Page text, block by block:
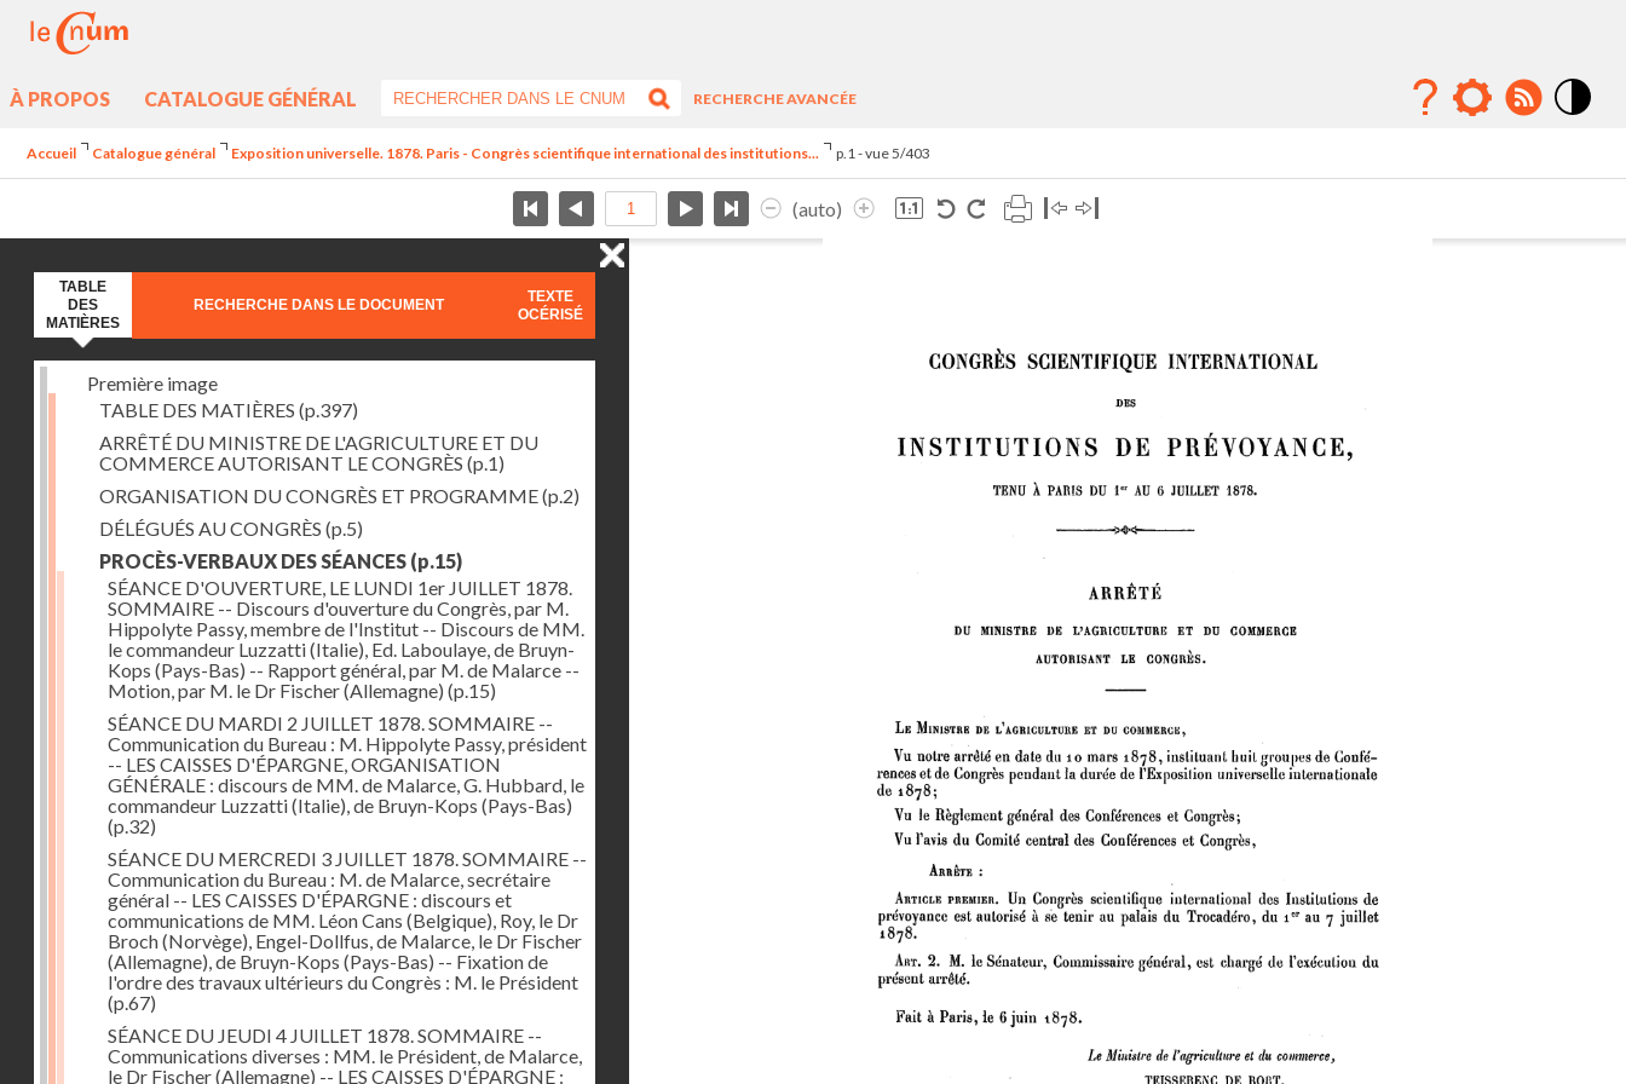
À PROPOS CATALOGUE GÉNÉRAL
RECHERCHE AVANCÉE
Accueil Catalogue général Exposition universelle. 1878. Paris - Congrès scientifique international des institutions... p.1 - vue 5/403
(auto)
TABLE
DES
MATIÈRES
RECHERCHE DANS LE DOCUMENT
TEXTE
OCÉRISÉ
Première image
TABLE DES MATIÈRES (p.397)
ARRÊTÉ DU MINISTRE DE L'AGRICULTURE ET DU
COMMERCE AUTORISANT LE CONGRÈS (p.1)
ORGANISATION DU CONGRÈS ET PROGRAMME(p.2)
DÉLÉGUÉS AU CONGRÈS (p.5)
PROCÈS-VERBAUX DES SÉANCES (p.15)
SÉANCE D'OUVERTURE, LE LUNDI 1er JUILLET 1878.
SOMMAIRE -- Discours d'ouverture du Congrès, par M.
Hippolyte Passy, membre de l'Institut -- Discours de MM.
le commandeur Luzzatti (Italie), Ed. Laboulaye, de Bruyn-
Kops (Pays-Bas) -- Rapport général, par M. de Malarce --
Motion, par M. le Dr Fischer (Allemagne) (p.15)
SÉANCE DU MARDI 2 JUILLET 1878. SOMMAIRE --
Communication du Bureau : M. Hippolyte Passy, président
-- LES CAISSES D'ÉPARGNE, ORGANISATION
GÉNÉRALE : discours de MM. de Malarce, G. Hubbard, le
commandeur Luzzatti (Italie), de Bruyn-Kops (Pays-Bas)
(p.32)
SÉANCE DU MERCREDI 3 JUILLET 1878. SOMMAIRE --
Communication du Bureau : M. de Malarce, secrétaire
général -- LES CAISSES D'ÉPARGNE : discours et
communications de MM. Léon Cans (Belgique), Roy, le Dr
Broch (Norvège), Engel-Dollfus, de Malarce, le Dr Fischer
(Allemagne), de Bruyn-Kops (Pays-Bas) -- Fixation de
l'ordre des travaux ultérieurs du Congrès : M. le Président
(p.67)
SÉANCE DU JEUDI 4 JUILLET 1878. SOMMAIRE --
Communications diverses : MM. le Président, de Malarce,
le Dr Fischer (Allemagne) -- LES CAISSES D'ÉPARGNE :